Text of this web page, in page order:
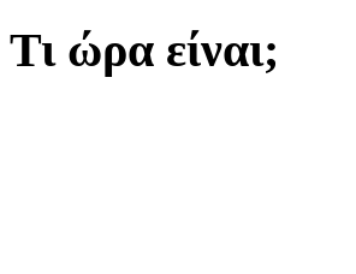
Τι ώρα είναι;